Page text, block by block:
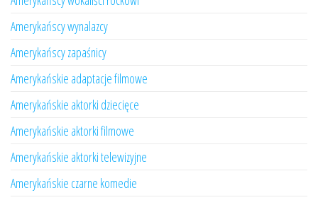
Amerykańscy wynalazcy
Amerykańscy zapaśnicy
Amerykańskie adaptacje filmowe
Amerykańskie aktorki dziecięce
Amerykańskie aktorki filmowe
Amerykańskie aktorki telewizyjne
Amerykańskie czarne komedie